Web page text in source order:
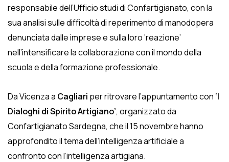
responsabile dell’Ufficio studi di Confartigianato, con la
sua analisi sulle difficoltà di reperimento di manodopera
denunciata dalle imprese e sulla loro ‘reazione’
nell’intensificare la collaborazione con il mondo della
scuola e della formazione professionale.
Da Vicenza a Cagliari per ritrovare l’appuntamento con ‘I
Dialoghi di Spirito Artigiano’, organizzato da
Confartigianato Sardegna, che il 15 novembre hanno
approfondito il tema dell’intelligenza artificiale a
confronto con l’intelligenza artigiana.